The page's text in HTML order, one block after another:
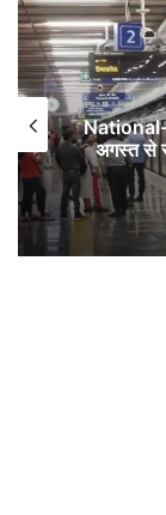
National-
अगस्त से